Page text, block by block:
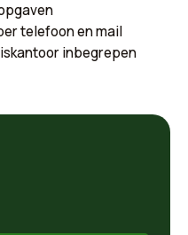
telefoon en mail
inbegrepen